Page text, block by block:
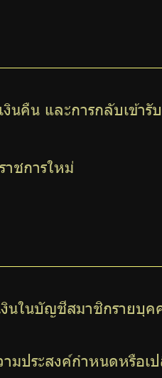
นคืน และการกลับเข้ารั
าชการใหม่
งินในบัญชีสมาชิกรายบุ
มประสงค์กำหนดหรือเ